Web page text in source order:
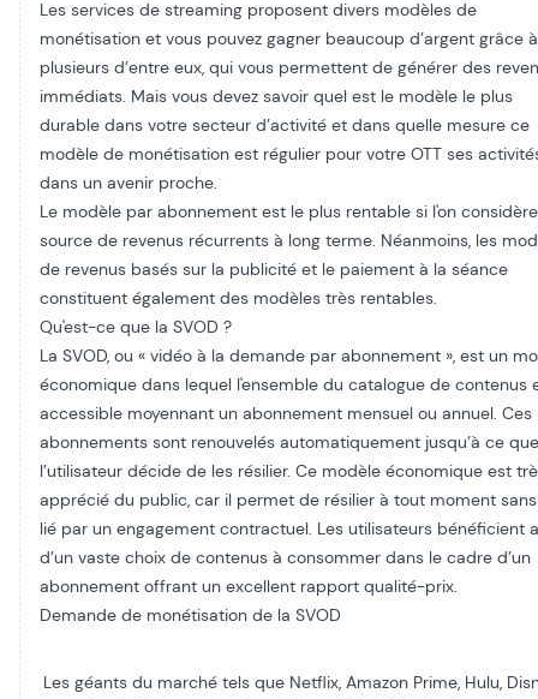
Les services de streaming proposent divers modèles de
monétisation et vous pouvez gagner beaucoup d’argent grâce à
plusieurs d’entre eux, qui vous permettent de générer des
immédiats. Mais vous devez savoir quel est le modèle le plus
durable dans votre secteur d’activité et dans quelle mesure ce
modèle de monétisation est régulier pour votre OTT ses
dans un avenir proche.
Le modèle par abonnement est le plus rentable si l'on
source de revenus récurrents à long terme. Néanmoins, les
de revenus basés sur la publicité et le paiement à la séance
constituent également des modèles très rentables.
Qu'est-ce que la SVOD ?
La SVOD, ou « vidéo à la demande par abonnement », est un
économique dans lequel l'ensemble du catalogue de contenus
accessible moyennant un abonnement mensuel ou annuel. Ces
abonnements sont renouvelés automatiquement jusqu’à ce que
l’utilisateur décide de les résilier. Ce modèle économique est
apprécié du public, car il permet de résilier à tout moment
lié par un engagement contractuel. Les utilisateurs bénéficient
d’un vaste choix de contenus à consommer dans le cadre d’un
abonnement offrant un excellent rapport qualité-prix.
Demande de monétisation de la SVOD ​
Les géants du marché tels que Netflix, Amazon Prime, Hulu,